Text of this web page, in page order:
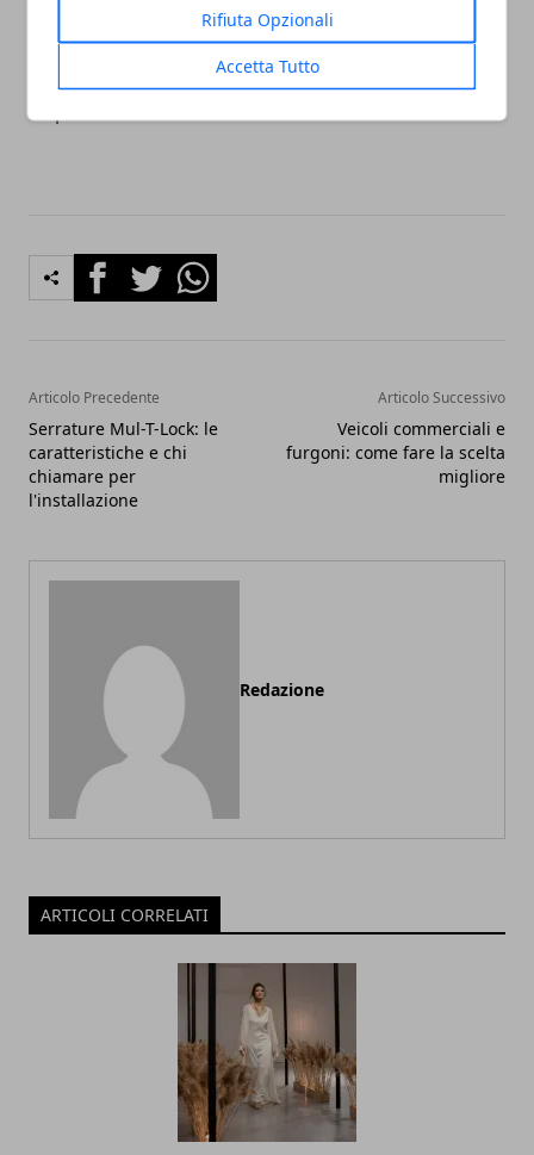
Rifiuta Opzionali
Accetta Tutto
sicurezza dei vostri beni preziosi ma offre anche una
maggiore serenità, sapendo che la vostra proprietà
è protetta dalle tecnologie di sicurezza più avanzate
disponibili sul mercato.
FacebookTwitterWhatsapp
Articolo Precedente
Serrature Mul-T-Lock: le
caratteristiche e chi
chiamare per
l'installazione
Articolo Successivo
Veicoli commerciali e
furgoni: come fare la scelta
migliore
Redazione
ARTICOLI CORRELATI